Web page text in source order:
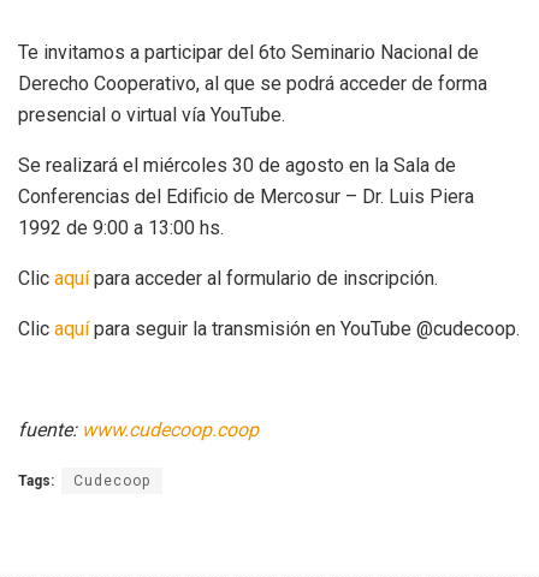
Te invitamos a participar del 6to Seminario Nacional de
Derecho Cooperativo, al que se podrá acceder de forma
presencial o virtual vía YouTube.
Se realizará el miércoles 30 de agosto en la Sala de
Conferencias del Edificio de Mercosur – Dr. Luis Piera
1992 de 9:00 a 13:00 hs.
Clic aquípara acceder al formulario de inscripción.
Clic aquípara seguir la transmisión en YouTube @cudecoop.
fuente: www.cudecoop.coop
Tags: Cudecoop